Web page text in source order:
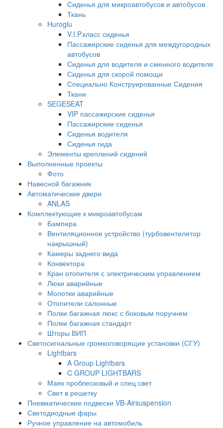
Сиденья для микроавтобусов и автобусов
Ткань
Huroglu
V.I.P.класс сиденья
Пассажирские сиденья для междугородных
автобусов
Сиденья для водителя и сменного водителя
Сиденья для скорой помощи
Специально Конструированные Сидения
Ткани
SEGESEAT
VIP пассажирские сиденья
Пассажирские сиденья
Сиденья водителя
Сиденья гида
Элементы креплений сидений
Выполненные проекты
Фото
Навесной багажник
Автоматические двери
ANLAS
Комплектующие к микроавтобусам
Бампера
Вентиляционное устройство (турбовентилятор
накрышный)
Камеры заднего вида
Конвектора
Кран отопителя с электрическим управлением
Люки аварийные
Молотки аварийные
Отопители салонные
Полки багажная люкс с боковым поручнем
Полки багажная стандарт
Шторы ВИП
Светосигнальные громкоговорящие установки (СГУ)
Lightbars
A Group Lightbars
C GROUP LIGHTBARS
Маяк проблесковый и спец свет
Свет в решетку
Пневматические подвески VB-Airsuspension
Светодиодные фары
Ручное управление на автомобиль